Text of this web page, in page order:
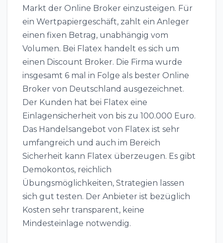
Markt der Online Broker einzusteigen. Für
ein Wertpapiergeschäft, zahlt ein Anleger
einen fixen Betrag, unabhängig vom
Volumen. Bei Flatex handelt es sich um
einen Discount Broker. Die Firma wurde
insgesamt 6 mal in Folge als bester Online
Broker von Deutschland ausgezeichnet.
Der Kunden hat bei Flatex eine
Einlagensicherheit von bis zu 100.000 Euro.
Das Handelsangebot von Flatex ist sehr
umfangreich und auch im Bereich
Sicherheit kann Flatex überzeugen. Es gibt
Demokontos, reichlich
Übungsmöglichkeiten, Strategien lassen
sich gut testen. Der Anbieter ist bezüglich
Kosten sehr transparent, keine
Mindesteinlage notwendig.